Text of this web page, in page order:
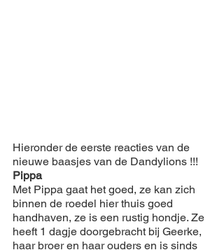
Hieronder de eerste reacties van de
nieuwe baasjes van de Dandylions !!!
Pippa
Met Pippa gaat het goed, ze kan zich
binnen de roedel hier thuis goed
handhaven, ze is een rustig hondje. Ze
heeft 1 dagje doorgebracht bij Geerke,
haar broer en haar ouders en is sinds